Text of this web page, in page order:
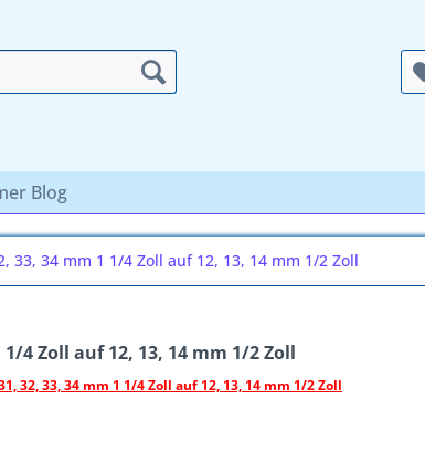
Blog
33, 34 mm 1 1/4 Zoll auf 12, 13, 14 mm 1/2 Zoll
4 Zoll auf 12, 13, 14 mm 1/2 Zoll
32, 33, 34 mm 1 1/4 Zoll auf 12, 13, 14 mm 1/2 Zoll